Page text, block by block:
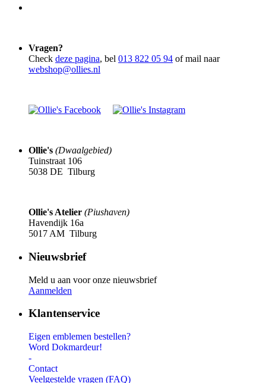
Vragen?
Check deze pagina, bel 013 822 05 94 of mail naar
webshop@ollies.nl
Ollie's (Dwaalgebied)
Tuinstraat 106
5038 DE Tilburg
Ollie's Atelier (Piushaven)
Havendijk 16a
5017 AM Tilburg
Nieuwsbrief
Meld u aan voor onze nieuwsbrief
Aanmelden
Klantenservice
Eigen emblemen bestellen?
Word Dokmardeur!
-
Contact
Veelgestelde vragen (FAQ)